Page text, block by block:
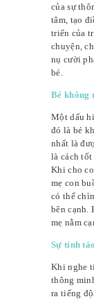
của sự
tâm, tạo
triển của
chuyện,
nụ cười
bé.
Bé không
Một dấu
đó là bé
nhất là
là cách tốt
Khi cho
mẹ con
có thể
bên cạnh.
mẹ nằm
Sự tỉnh táo
Khi nghe
thông
ra tiếng